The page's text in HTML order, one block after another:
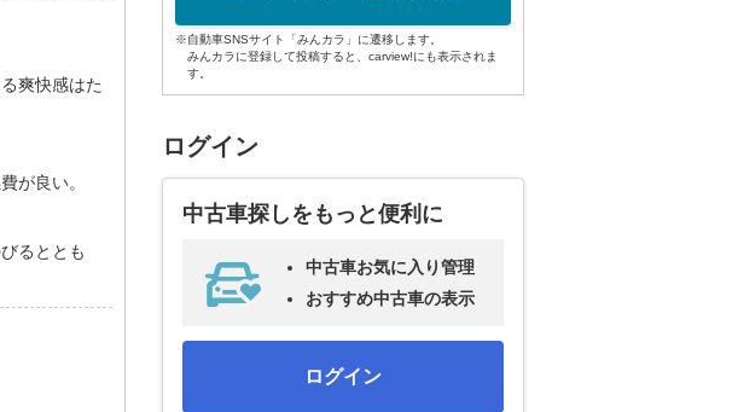
爽快感はた
が良い。
るととも
※自動車SNSサイト「みんカラ」に遷移します。
みんカラに登録して投稿すると、carview!にも表示されま
す。
ログイン
中古車探しをもっと便利に
中古車お気に入り管理
おすすめ中古車の表示
ログイン